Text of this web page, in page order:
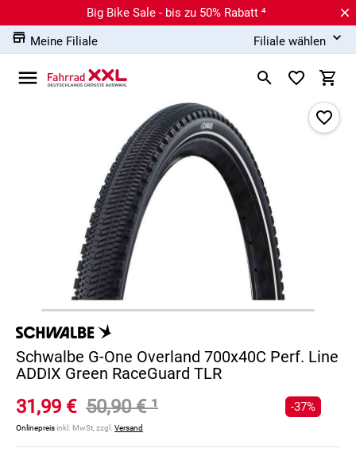
Big Bike Sale - bis zu 50% Rabatt ⁴
Meine Filiale
Filiale wählen
Schwalbe G-One Overland 700x40C Perf. Line
ADDIX Green RaceGuard TLR
31,99 € 50,90 €¹
Onlinepreisinkl. MwSt, zzgl. Versand
-37%